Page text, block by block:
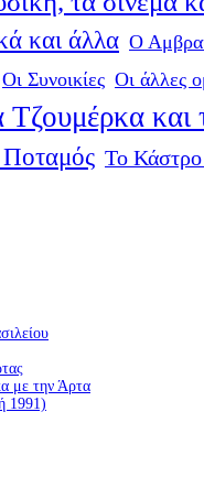
και άλλα Ο
Οι Συνοικίες Οι άλλες
Τζουμέρκα και
Ποταμός Το Κάστρο
με την Άρτα
1991)